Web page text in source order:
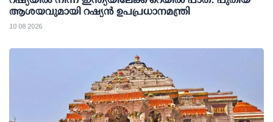
ആശയവുമായി റഷ്യന്‍ ഉപപ്രധാനമന്ത്രി
10 08 2026